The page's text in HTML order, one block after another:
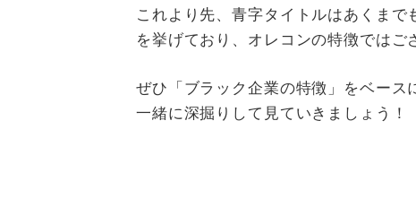
これより先、青字タイトルはあくまで
を挙げており、オレコンの特徴ではご
ぜひ「ブラック企業の特徴」をベース
一緒に深掘りして見ていきましょう！